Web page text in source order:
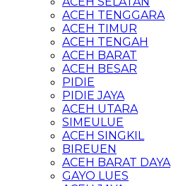
ACEH TENGGARA
ACEH TIMUR
ACEH TENGAH
ACEH BARAT
ACEH BESAR
PIDIE
PIDIE JAYA
ACEH UTARA
SIMEULUE
ACEH SINGKIL
BIREUEN
ACEH BARAT DAYA
GAYO LUES